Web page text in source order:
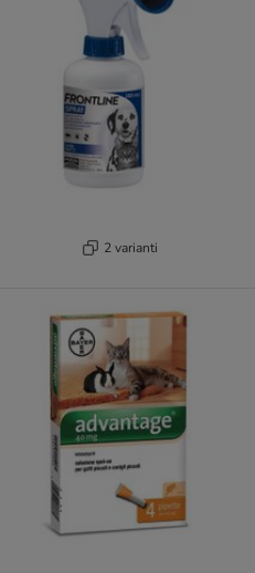
2 varianti